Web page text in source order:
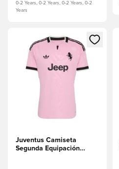
0-2 Years, 0-2 Years, 0-2 Years, 0-2
Years
Abre un modal para iniciar
Juventus Camiseta
Segunda Equipación